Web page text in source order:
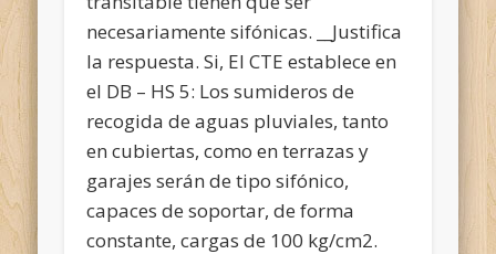
necesariamente sifónicas. __Justifica
la respuesta. Si, El CTE establece en
el DB – HS 5: Los sumideros de
recogida de aguas pluviales, tanto
en cubiertas, como en terrazas y
garajes serán de tipo sifónico,
capaces de soportar, de forma
constante, cargas de 100 kg/cm2.